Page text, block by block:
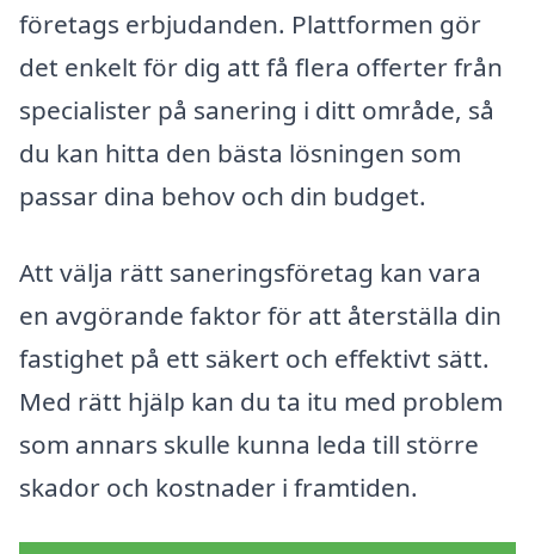
företags erbjudanden. Plattformen gör
det enkelt för dig att få flera offerter från
specialister på sanering i ditt område, så
du kan hitta den bästa lösningen som
passar dina behov och din budget.
Att välja rätt saneringsföretag kan vara
en avgörande faktor för att återställa din
fastighet på ett säkert och effektivt sätt.
Med rätt hjälp kan du ta itu med problem
som annars skulle kunna leda till större
skador och kostnader i framtiden.